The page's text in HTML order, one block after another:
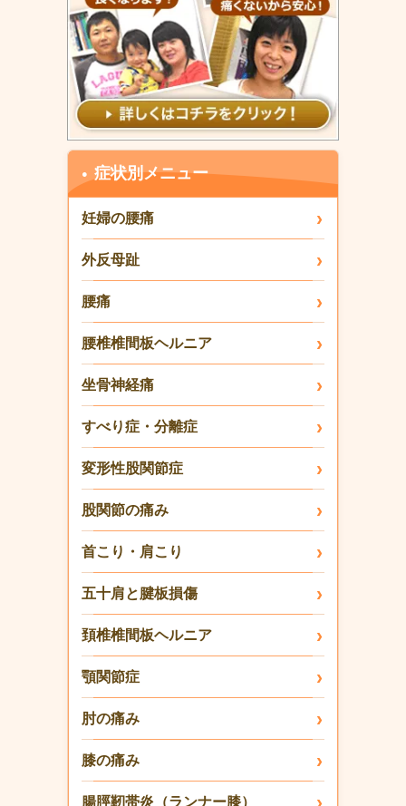
症状別メニュー
妊婦の腰痛
外反母趾
腰痛
腰椎椎間板ヘルニア
坐骨神経痛
すべり症・分離症
変形性股関節症
股関節の痛み
首こり・肩こり
五十肩と腱板損傷
頚椎椎間板ヘルニア
顎関節症
肘の痛み
膝の痛み
腸脛靭帯炎（ランナー膝）